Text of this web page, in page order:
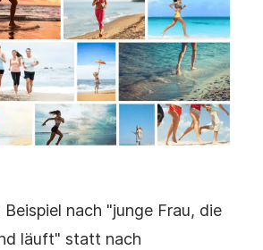
Beispiel nach "junge Frau, die
läuft" statt nach